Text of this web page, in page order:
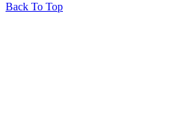
Back To Top